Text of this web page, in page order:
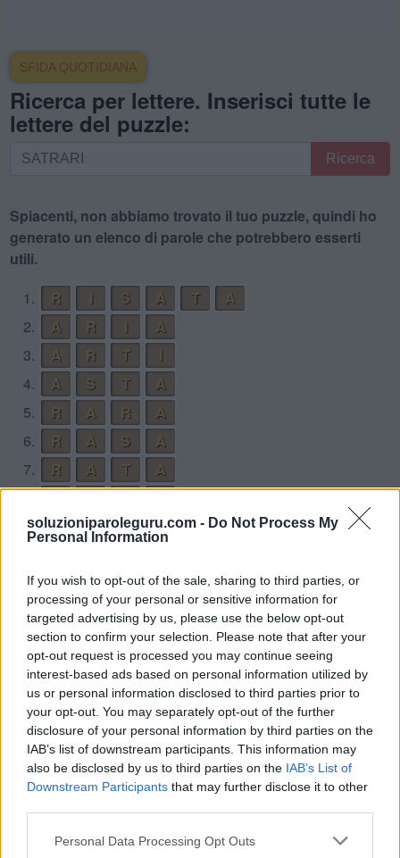
soluzioniparoleguru.com - Do Not Process My
Personal Information
If you wish to opt-out of the sale, sharing to third parties, or
processing of your personal or sensitive information for
targeted advertising by us, please use the below opt-out
section to confirm your selection. Please note that after your
opt-out request is processed you may continue seeing
interest-based ads based on personal information utilized by
us or personal information disclosed to third parties prior to
your opt-out. You may separately opt-out of the further
disclosure of your personal information by third parties on the
IAB’s list of downstream participants. This information may
also be disclosed by us to third parties on the IAB’s List of
Downstream Participants that may further disclose it to other
Personal Data Processing Opt Outs
SFIDA QUOTIDIANA
Ricerca per lettere. Inserisci tutte le
lettere del puzzle:
Ricerca
Inserisci
tutte
le
del
puzzle:
Ricerca
Spiacenti, non abbiamo trovato il tuo puzzle, quindi ho
generato un elenco di parole che potrebbero esserti
utili.
1.
R S A T
A
2.
A R
A
3.
A R T
4.
A S T
A
5.
R A R
A
6.
R A S
A
7.
R A T
A
9.
S A R
I
11.
S T A
R
12.
S T I
R
13.
T A R
A
14.
T I R
A
15.
T S A
R
16. A I
A
17.
A I
R
18.
A R
A
19. A R
T
I R
A